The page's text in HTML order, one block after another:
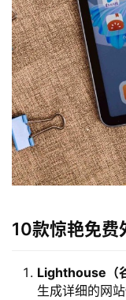
10款惊艳免费
Lighthouse（
生成详细的网